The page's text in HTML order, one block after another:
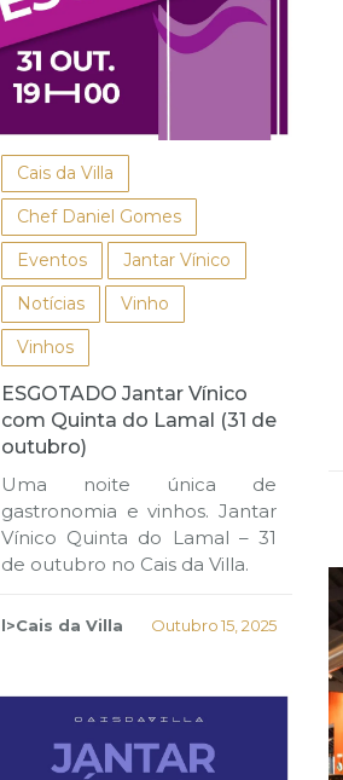
Cais da Villa
Chef Daniel Gomes
Eventos
Jantar Vínico
Notícias
Vinho
Vinhos
ESGOTADO Jantar Vínico
com Quinta do Lamal (31 de
outubro)
Uma noite única de
gastronomia e vinhos. Jantar
Vínico Quinta do Lamal – 31
de outubro no Cais da Villa.
l>Cais da Villa Outubro 15, 2025